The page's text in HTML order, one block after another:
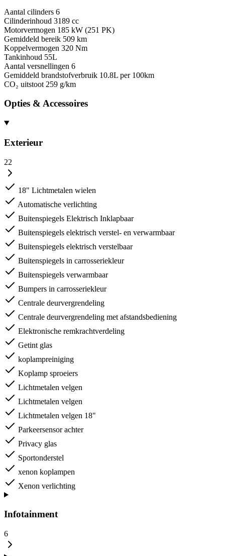
Aantal cilinders 6
Cilinderinhoud 3189 cc
Motorvermogen 185 kW (251 PK)
Gemiddeld bereik 509 km
Koppelvermogen 320 Nm
Tankinhoud 55L
Aantal versnellingen 6
Gemiddeld brandstofverbruik 10.8L per 100km
CO₂ uitstoot 259 g/km
Opties & Accessoires
Exterieur
22
18" Lichtmetalen wielen
Automatische verlichting
Buitenspiegels Elektrisch Inklapbaar
Buitenspiegels elektrisch verstel- en verwarmbaar
Buitenspiegels elektrisch verstelbaar
Buitenspiegels in carrosseriekleur
Buitenspiegels verwarmbaar
Bumpers in carrosseriekleur
Centrale deurvergrendeling
Centrale deurvergrendeling met afstandsbediening
Elektronische remkrachtverdeling
Getint glas
koplampreiniging
Koplamp sproeiers
Lichtmetalen velgen
Lichtmetalen velgen
Lichtmetalen velgen 18"
Parkeersensor achter
Privacy glas
Sportonderstel
xenon koplampen
Xenon verlichting
Infotainment
6